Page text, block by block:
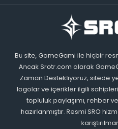
Bu site, GameGami ile hiçbir
Ancak Srotr.com olarak
Zaman Destekliyoruz, sitede
logolar ve içerikler ilgili
topluluk paylaşımı, rehber
hazırlanmıştır. Resmi SRO